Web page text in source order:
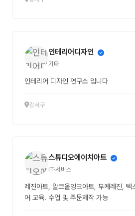
인테리어디자인
기타
인테리어 디자인 연구소 입니다
강서구
스튜디오에이치아트
IT·서비스
레진아트, 알코올잉크아트, 부케레진, 텍
어 교육. 수업 및 주문제작 가능